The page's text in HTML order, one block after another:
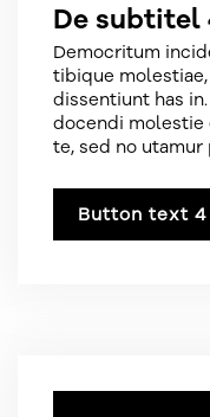
De subtitel
Democritum
tibique
dissentiunt has
docendi molestie
te, sed no utamur
Button text 4